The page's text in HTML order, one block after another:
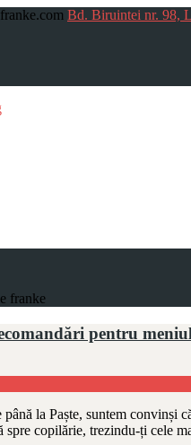
Bd. Biruintei nr. 98,
franke
pentru
la Paște, suntem convinși
spre copilărie, trezindu-ți cele